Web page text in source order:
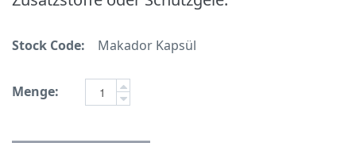
Stock Code: Makador Kapsül
Menge: